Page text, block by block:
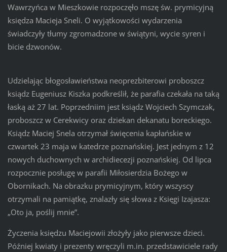
Wawrzyńca w Mieszkowie rozpoczęło mszę św. prymicyjną
księdza Macieja Sneli. O wyjątkowości wydarzenia
świadczyły tłumy zgromadzone w świątyni, wycie syren i
bicie dzwonów.
Udzielając błogosławieństwa neoprezbiterowi proboszcz
ksiądz Eugeniusz Kiszka podkreślił, że parafia czekała na taką
łaską aż 27 lat. Poprzedniim jest ksiądz Wojciech Szymczak,
proboszcz w Cerekwicy oraz dziekan dekanatu boreckiego.
Ksiądz Maciej Snela otrzymał święcenia kapłańskie w
czwartek 23 maja w katedrze poznańskiej. Jest jednym z 12
nowych duchownych w archidiecezji poznańskiej. Od lipca
rozpocznie posługę w parafii Miłosierdzia Bożego w
Obornikach. Na obrazku prymicyjnym, który wszyscy
otrzymali na pamiątkę, znalazły się słowa z Księgi Izajasza:
„Oto ja, poślij mnie”.
Życzenia księdzu Maciejowii złożyły jako pierwsze dzieci.
Później kwiaty i prezenty wręczyli m.in. przedstawiciele rady